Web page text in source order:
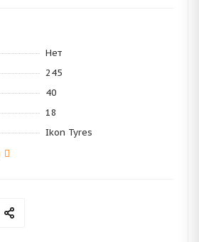
Нет
245
40
18
Ikon Tyres